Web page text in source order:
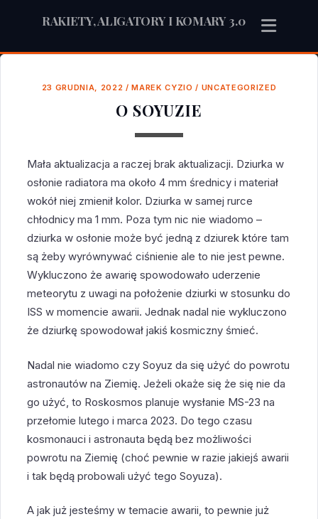
RAKIETY, ALIGATORY I KOMARY 3.0
23 GRUDNIA, 2022 /MAREK CYZIO / UNCATEGORIZED
O SOYUZIE
Mała aktualizacja a raczej brak aktualizacji. Dziurka w
osłonie radiatora ma około 4 mm średnicy i materiał
wokół niej zmienił kolor. Dziurka w samej rurce
chłodnicy ma 1 mm. Poza tym nic nie wiadomo –
dziurka w osłonie może być jedną z dziurek które tam
są żeby wyrównywać ciśnienie ale to nie jest pewne.
Wykluczono że awarię spowodowało uderzenie
meteorytu z uwagi na położenie dziurki w stosunku do
ISS w momencie awarii. Jednak nadal nie wykluczono
że dziurkę spowodował jakiś kosmiczny śmieć.
Nadal nie wiadomo czy Soyuz da się użyć do powrotu
astronautów na Ziemię. Jeżeli okaże się że się nie da
go użyć, to Roskosmos planuje wysłanie MS-23 na
przełomie lutego i marca 2023. Do tego czasu
kosmonauci i astronauta będą bez możliwości
powrotu na Ziemię (choć pewnie w razie jakiejś awarii
i tak będą probowali użyć tego Soyuza).
A jak już jesteśmy w temacie awarii, to pewnie już